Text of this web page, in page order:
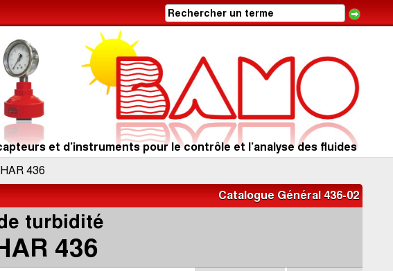
et d’instruments pour le contrôle et l’analyse des fluides
436
Catalogue Général 436-02
turbidité
436